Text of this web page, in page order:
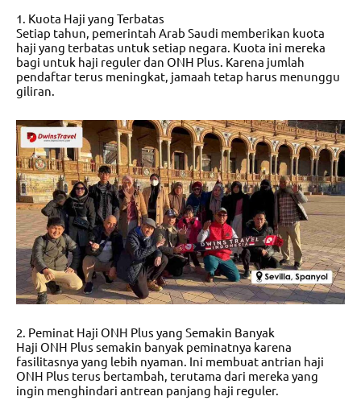
1. Kuota Haji yang Terbatas
Setiap tahun, pemerintah Arab Saudi memberikan kuota
haji yang terbatas untuk setiap negara. Kuota ini mereka
bagi untuk haji reguler dan ONH Plus. Karena jumlah
pendaftar terus meningkat, jamaah tetap harus menunggu
giliran.
2. Peminat Haji ONH Plus yang Semakin Banyak
Haji ONH Plus semakin banyak peminatnya karena
fasilitasnya yang lebih nyaman. Ini membuat antrian haji
ONH Plus terus bertambah, terutama dari mereka yang
ingin menghindari antrean panjang haji reguler.